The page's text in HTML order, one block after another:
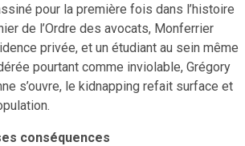
pour la première fois dans l’histoire
de l’Ordre des avocats, Monferrier
privée, et un étudiant au sein même
pourtant comme inviolable, Grégory
s’ouvre, le kidnapping refait surface et
conséquences